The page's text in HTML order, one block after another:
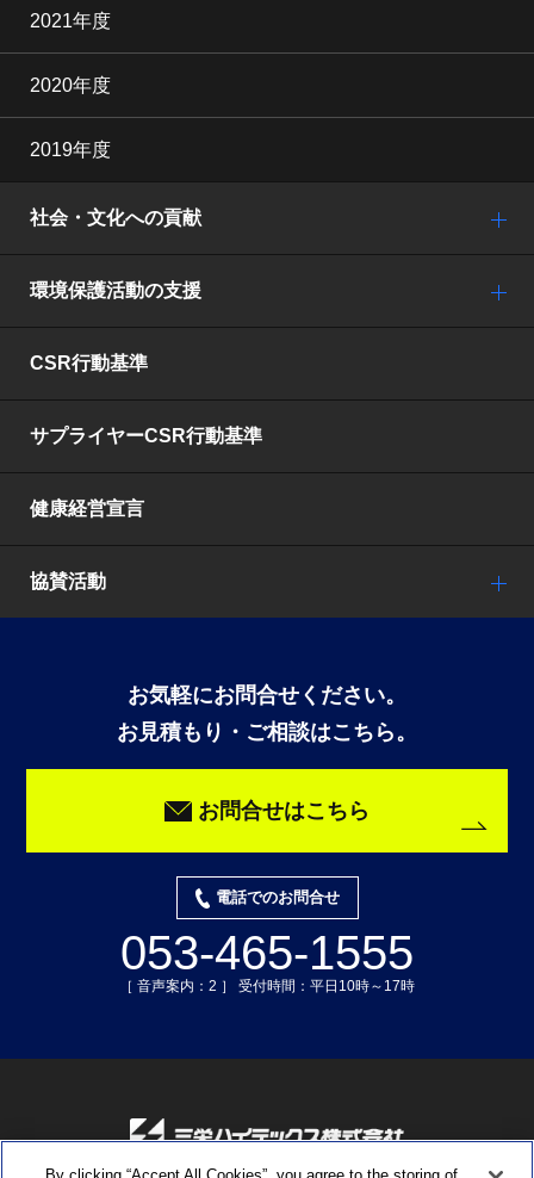
2021年度
2020年度
2019年度
社会・文化への貢献
環境保護活動の支援
CSR行動基準
サプライヤーCSR行動基準
健康経営宣言
協賛活動
お気軽にお問合せください。
お見積もり・ご相談はこちら。
お問合せはこちら
電話でのお問合せ
053-465-1555
［ 音声案内：2 ］ 受付時間：平日10時～17時